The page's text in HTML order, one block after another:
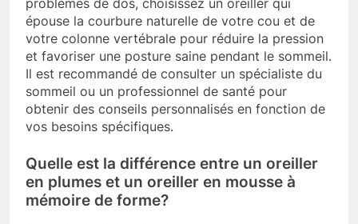
épouse la courbure naturelle de votre cou et de
votre colonne vertébrale pour réduire la pression
et favoriser une posture saine pendant le sommeil.
Il est recommandé de consulter un spécialiste du
sommeil ou un professionnel de santé pour
obtenir des conseils personnalisés en fonction de
vos besoins spécifiques.
Quelle est la différence entre un oreiller
en plumes et un oreiller en mousse à
mémoire de forme?